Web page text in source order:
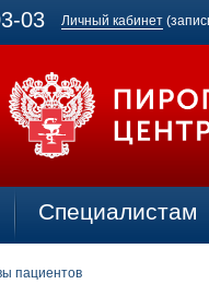
03 Личный кабинет
Специалистам
пациентов